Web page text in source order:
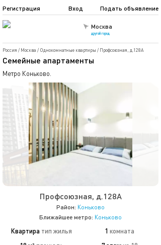
Москва
другой город
Подать объявление
Регистрация Вход
Россия / Москва / Однокомнатные квартиры / Профсоюзная, д.128А
Семейные апартаменты
Метро Коньково.
Профсоюзная, д.128А
Район: Коньково
Ближайшее метро: Коньково
Квартира тип жилья 1 комната